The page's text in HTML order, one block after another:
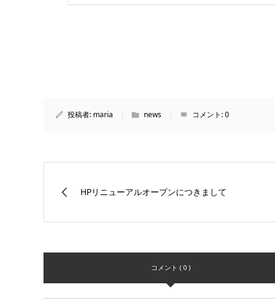
投稿者: maria news コメント:0
HPリニューアルオープンにつきまして
コメント ( 0 )